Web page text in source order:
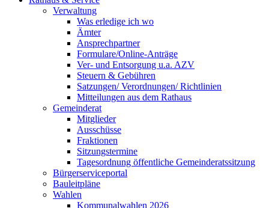
Verwaltung
Was erledige ich wo
Ämter
Ansprechpartner
Formulare/Online-Anträge
Ver- und Entsorgung u.a. AZV
Steuern & Gebühren
Satzungen/ Verordnungen/ Richtlinien
Mitteilungen aus dem Rathaus
Gemeinderat
Mitglieder
Ausschüsse
Fraktionen
Sitzungstermine
Tagesordnung öffentliche Gemeinderatssitzung
Bürgerserviceportal
Bauleitpläne
Wahlen
Kommunalwahlen 2026